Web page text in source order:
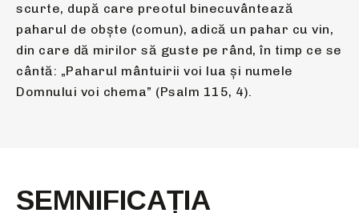
scurte, după care preotul binecuvântează
paharul de obşte (comun), adică un pahar cu vin,
din care dă mirilor să guste pe rând, în timp ce se
cântă: „Paharul mântuirii voi lua şi numele
Domnului voi chema” (Psalm 115, 4).
SEMNIFICAȚIA